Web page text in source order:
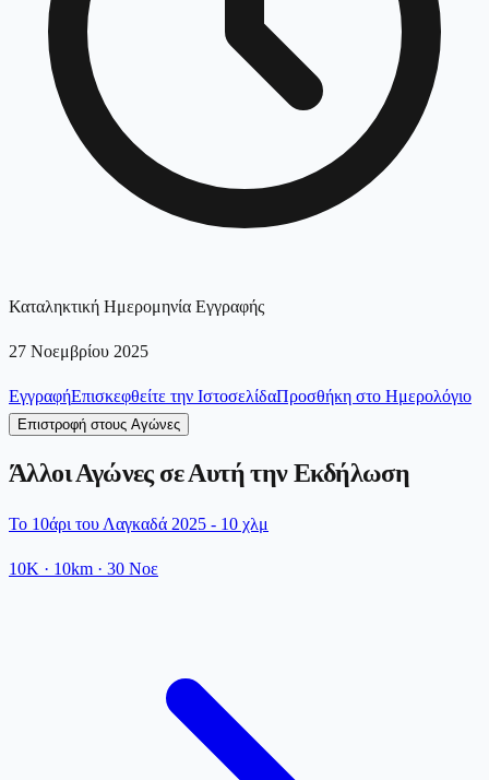
Καταληκτική Ημερομηνία Εγγραφής
27 Νοεμβρίου 2025
ΕγγραφήΕπισκεφθείτε την ΙστοσελίδαΠροσθήκη στο Ημερολόγιο
Επιστροφή στους Αγώνες
Άλλοι Αγώνες σε Αυτή την Εκδήλωση
Το 10άρι του Λαγκαδά 2025 - 10 χλμ
10K · 10km · 30 Νοε